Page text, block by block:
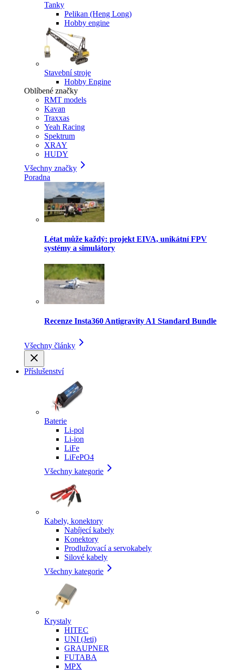
Tanky
Pelikan (Heng Long)
Hobby engine
Stavební stroje
Hobby Engine
Oblíbené značky
RMT models
Kavan
Traxxas
Yeah Racing
Spektrum
XRAY
HUDY
Všechny značky
Poradna
Létat může každý: projekt EIVA, unikátní FPV
systémy a simulátory
Recenze Insta360 Antigravity A1 Standard Bundle
Všechny články
Příslušenství
Baterie
Li-pol
Li-ion
LiFe
LiFePO4
Všechny kategorie
Kabely, konektory
Nabíjecí kabely
Konektory
Prodlužovací a servokabely
Silové kabely
Všechny kategorie
Krystaly
HITEC
UNI (Jeti)
GRAUPNER
FUTABA
MPX